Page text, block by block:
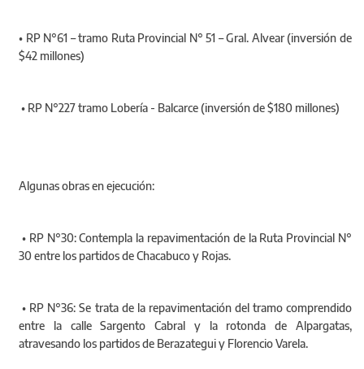
• RP N°61 – tramo Ruta Provincial N° 51 – Gral. Alvear (inversión de
$42 millones)
• RP N°227 tramo Lobería - Balcarce (inversión de $180 millones)
Algunas obras en ejecución:
• RP N°30: Contempla la repavimentación de la Ruta Provincial N°
30 entre los partidos de Chacabuco y Rojas.
• RP N°36: Se trata de la repavimentación del tramo comprendido
entre la calle Sargento Cabral y la rotonda de Alpargatas,
atravesando los partidos de Berazategui y Florencio Varela.